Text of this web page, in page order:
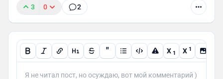
3 0 2
" X 1 X 1